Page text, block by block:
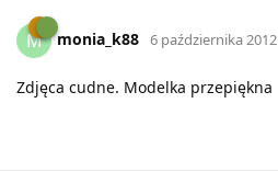
M monia_k88 6 października 2012
Zdjęca cudne. Modelka przepiękna